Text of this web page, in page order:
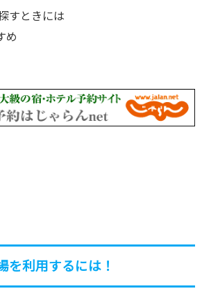
すときには
め
を利用するには！